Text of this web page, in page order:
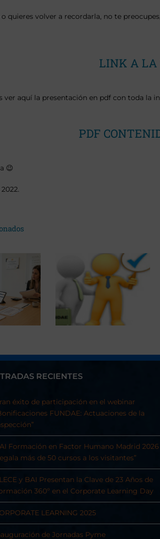
quieres volver a recordarla, no te
LINK A LA
ver aquí la presentación en pdf con toda la
PDF
😉
RECIENTES
éxito de participación en el webinar
FUNDAE: Actuaciones de la
Formación en Factor Humano Madrid 2026
más de 50 cursos a los visitantes”
y BAI Presentan la Clave de 23 Años de
360º en el Corporate Learning Day
LEARNING 2025
de Jornadas Pyme